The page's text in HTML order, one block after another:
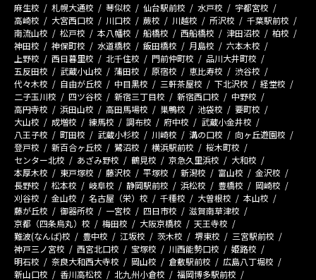
麻生校 札幌大通校 琴似校 仙台駅前校 水戸校
宇都宮校
高崎校
大宮西口校 川口校 蕨校 川越校 所沢校
千葉駅前校
南流山校
松戸校 本八幡校 船橋校 西船橋校 津田沼校
柏校
神田校
神保町校 水道橋校 飯田橋校 月島校
六本木校
上野校
西日暮里校 北千住校 門前仲町校
品川大井町校
五反田校
武蔵小山校 蒲田校 原宿校 恵比寿校
渋谷校
代々木校
自由が丘校 中目黒校 三軒茶屋校 下北沢校
経堂校
二子玉川校
四ツ谷校 新宿三丁目校 新宿西口校
中野校
高円寺校
浜田山校 高田馬場校 巣鴨校 池袋校
要町校
大山校
成増校 練馬校 調布校 府中校
武蔵小金井校
八王子校
町田校 武蔵小杉校 川崎校 溝の口校
向ヶ丘遊園校
登戸校
新百合ヶ丘校 鷺沼校 横浜駅前校
桜木町校
センター北校
あざみ野校 鶴見校 京急久里浜校
大和校
本厚木校
東戸塚校 藤沢校 平塚校 新潟校 富山校
金沢校
長野校
松本校 岐阜校 静岡駅前校 浜松校 豊橋校
岡崎校
刈谷校
金山校 名古屋（栄）校 千種校 大曽根校
本山校
藤が丘校
御器所校 一宮校 四日市校
滋賀南草津校
京都（四条烏丸）校
梅田校 大阪京橋校
天王寺校
難波(なんば)校
豊中校 江坂校 茨木校 堺東校
三宮駅前校
神戸三ノ宮校
西宮北口校 宝塚校 川西能勢口校
姫路校
明石校
奈良大和西大寺校 岡山校 倉敷駅前校
広島八丁堀校
新山口校
香川高松校 北九州小倉校
福岡博多駅前校